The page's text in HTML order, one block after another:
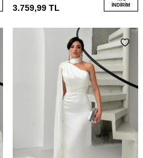
3.759,99 TL
İNDIRIM